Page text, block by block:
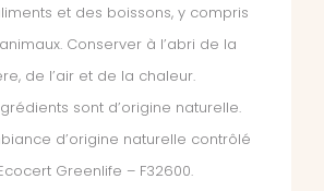
et des boissons, y compris
Conserver à l’abri de la
de l’air et de la chaleur.
sont d’origine naturelle.
d’origine naturelle contrôlé
Greenlife – F32600.